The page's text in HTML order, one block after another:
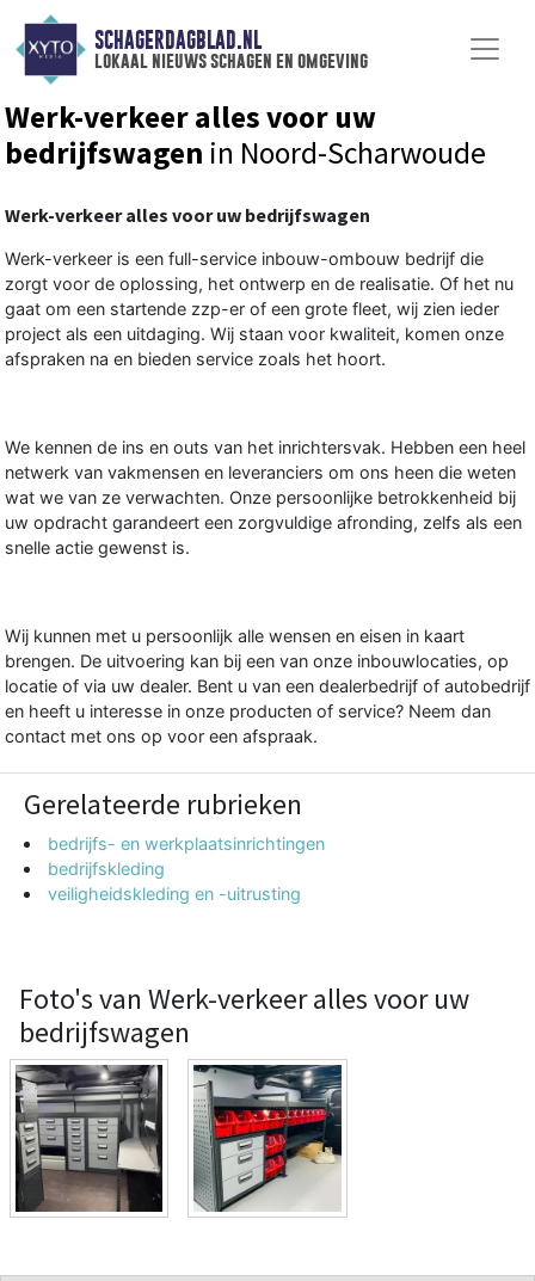
SCHAGERDAGBLAD.NL
lokaal nieuws schagen en omgeving
Werk-verkeer alles voor uw
bedrijfswagen in Noord-Scharwoude
Werk-verkeer alles voor uw bedrijfswagen
Werk-verkeer is een full-service inbouw-ombouw bedrijf die
zorgt voor de oplossing, het ontwerp en de realisatie. Of het nu
gaat om een startende zzp-er of een grote fleet, wij zien ieder
project als een uitdaging. Wij staan voor kwaliteit, komen onze
afspraken na en bieden service zoals het hoort.
We kennen de ins en outs van het inrichtersvak. Hebben een heel
netwerk van vakmensen en leveranciers om ons heen die weten
wat we van ze verwachten. Onze persoonlijke betrokkenheid bij
uw opdracht garandeert een zorgvuldige afronding, zelfs als een
snelle actie gewenst is.
Wij kunnen met u persoonlijk alle wensen en eisen in kaart
brengen. De uitvoering kan bij een van onze inbouwlocaties, op
locatie of via uw dealer. Bent u van een dealerbedrijf of autobedrijf
en heeft u interesse in onze producten of service? Neem dan
contact met ons op voor een afspraak.
Gerelateerde rubrieken
bedrijfs- en werkplaatsinrichtingen
bedrijfskleding
veiligheidskleding en -uitrusting
Foto's van Werk-verkeer alles voor uw
bedrijfswagen